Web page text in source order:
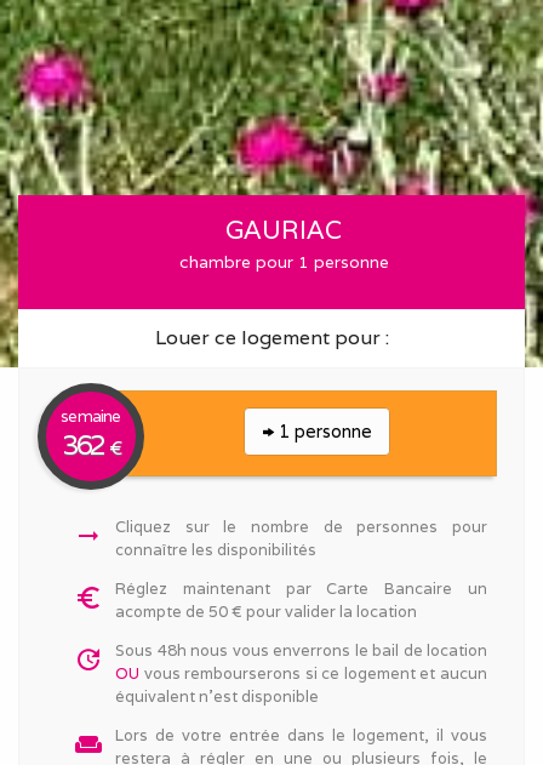
GAURIAC
chambre pour 1 personne
Louer ce logement pour :
1 personne
semaine
362 €
arrow_right_alt
Cliquez sur le nombre de personnes pour
connaître les disponibilités
euro_symbol
Réglez maintenant par Carte Bancaire un
acompte de 50 € pour valider la location
update
Sous 48h nous vous enverrons le bail de location
OU vous rembourserons si ce logement et aucun
équivalent n'est disponible
weekend
Lors de votre entrée dans le logement, il vous
restera à régler en une ou plusieurs fois, le